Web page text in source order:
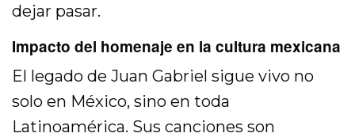
dejar pasar.
Impacto del homenaje en la cultura mexicana
El legado de Juan Gabriel sigue vivo no
solo en México, sino en toda
Latinoamérica. Sus canciones son